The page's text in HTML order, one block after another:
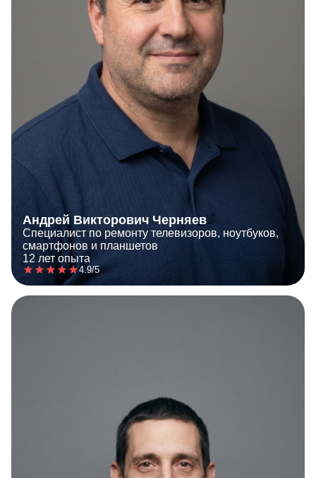
Андрей Викторович Черняев
Специалист по ремонту телевизоров, ноутбуков,
смартфонов и планшетов
12 лет опыта
4.9/5